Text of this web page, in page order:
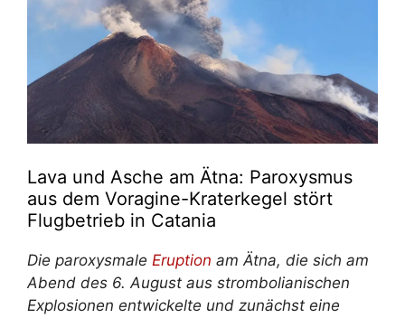
Lava und Asche am Ätna: Paroxysmus
aus dem Voragine-Kraterkegel stört
Flugbetrieb in Catania
Die paroxysmale Eruption am Ätna, die sich am
Abend des 6. August aus strombolianischen
Explosionen entwickelte und zunächst eine